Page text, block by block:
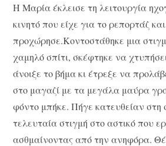
Η Μαρία έκλεισε τη λειτουργία
κινητό που είχε για το ρεπορτάζ και
προχώρησε.Κοντοστάθηκε μια
χαμηλό σπίτι, σκέφτηκε να
άνοιξε το βήμα κι έτρεξε να
στο μαγαζί με τα μεγάλα μαύρα
φόντο μπήκε. Πήγε κατευθείαν στη
τελευταία στιγμή στο αστικό που
ασθμαίνοντας από την ανηφόρα.